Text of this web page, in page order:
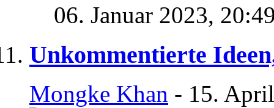
06. Januar 2023,
Unkommentierte
Mongke Khan - 15.